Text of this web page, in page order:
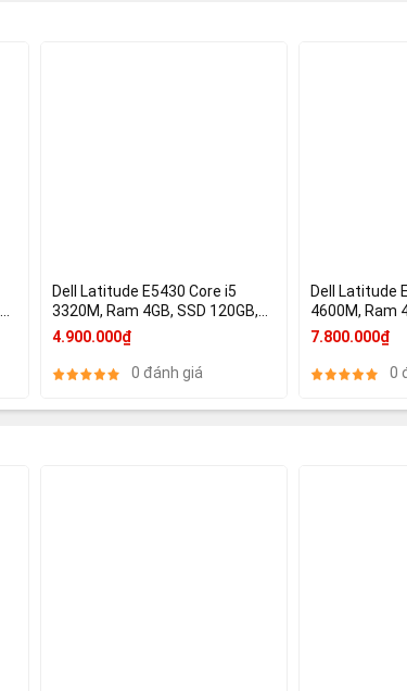
Dell Latitude E5430 Core i5
3320M, Ram 4GB, SSD 120GB,
14Inch, HD Graphcics 4000
4.900.000₫
0 đánh giá
Dell Latitude
4600M, Ram 4GB, SSD 120GB,
15.6 Inch, HD
7.800.000₫
0